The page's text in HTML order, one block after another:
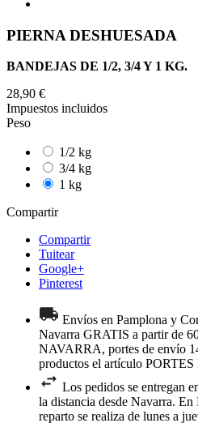
PIERNA DESHUESADA
BANDEJAS DE 1/2, 3/4 Y 1 KG.
28,90 €
Impuestos incluidos
Peso
1/2 kg
3/4 kg
1 kg
Compartir
Compartir
Tuitear
Google+
Pinterest
Envíos en Pamplona y
Navarra GRATIS a partir de
NAVARRA, portes de envío
productos el artículo
Los pedidos se entregan
la distancia desde Navarra.
reparto se realiza de lunes a